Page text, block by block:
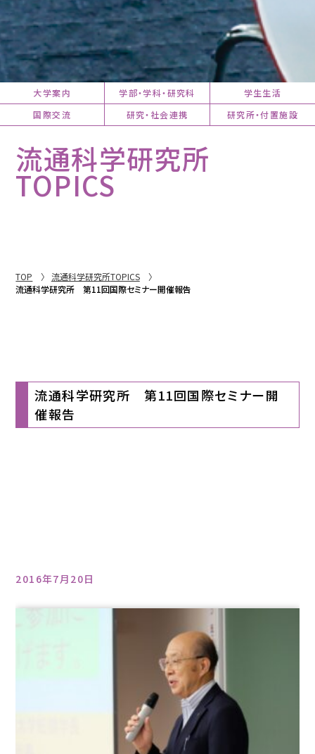
大学案内 学部・学科・研究科
学生生活
国際交流
研究・社会連携 研究所・付置施設
流通科学研究所
TOPICS
TOP
流通科学研究所TOPICS
流通科学研究所 第11回国際セミナー開催報告
流通科学研究所 第11回国際セミナー開
催報告
2016年7月20日